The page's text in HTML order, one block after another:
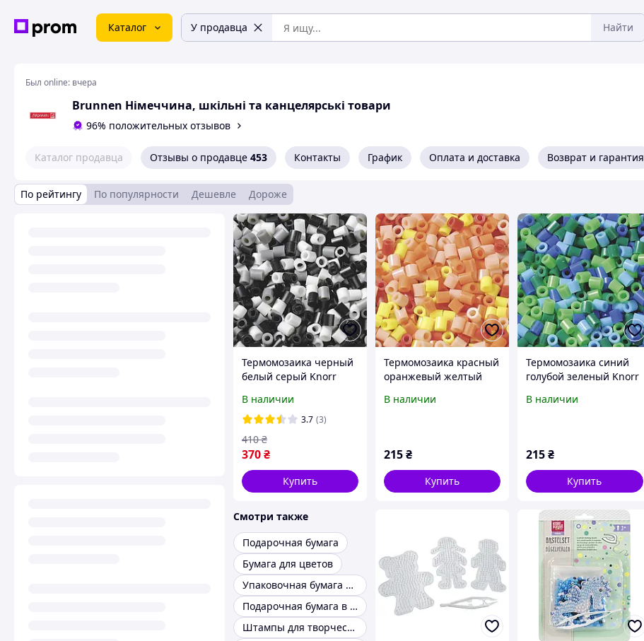
Каталог У продавца Найти
Был online: вчера
Brunnen Німеччина, шкільні та канцелярські товари
96% положительных отзывов
Каталог продавца Отзывы о продавце 453 Контакты График Оплата и доставка Возврат и гарантия
По рейтингу По популярности Дешевле Дороже
Термомозаика черный
белый серый Knorr
В наличии
3.7 (3)
370₴
410 ₴
Купить
Термомозаика красный
оранжевый желтый
212170100
В наличии
215₴
Купить
Термомозаика синий
голубой зеленый Knorr
В наличии
215₴
Купить
Смотри также
Подарочная бумага
Бумага для цветов
Упаковочная бумага для подарков
Подарочная бумага в рулонах
Штампы для творчества